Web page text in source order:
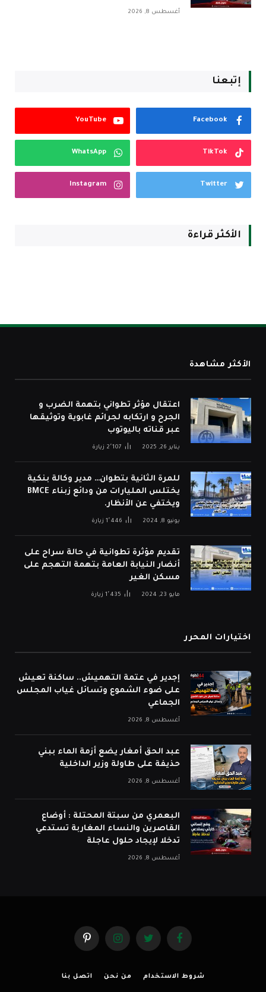
أغسطس 8, 2026
إتبعنا
Facebook
YouTube
TikTok
WhatsApp
Twitter
Instagram
الأكثر قراءة
الأكثر مشاهدة
اعتقال مؤثر تطواني بتهمة الضرب و
الجرح و ارتكابه لجرائم غابوية وتوثيقها
عبر قناته باليوتوب
يناير 26, 2025 2٬107 زيارة
للمرة الثانية بتطوان… مدير وكالة بنكية
يختلس المليارات من ودائع زبناء BMCE
ويختفي عن الأنظار.
يونيو 8, 2024 1٬446 زيارة
تقديم مؤثرة تطوانية في حالة سراح على
أنضار النيابة العامة بتهمة التهجم على
مسكن الغير
مايو 23, 2024 1٬435 زيارة
اختيارات المحرر
إجدير في عتمة التهميش.. ساكنة تعيش
على ضوء الشموع وتسائل غياب المجلس
الجماعي
أغسطس 8, 2026
عبد الحق أمغار يضع أزمة الماء ببني
حذيفة على طاولة وزير الداخلية
أغسطس 8, 2026
البعمري من سبتة المحتلة : أوضاع
القاصرين والنساء المغاربة تستدعي
تدخلا لإيجاد حلول عاجلة
أغسطس 8, 2026
فيسبوك تويتر الانستغرامبينتيريست
شروط الاستخدام من نحن اتصل بنا